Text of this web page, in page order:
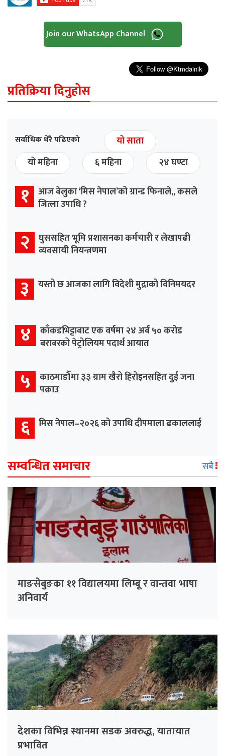
Join our WhatsApp Channel
प्रतिक्रिया दिनुहोस
सर्वाधिक धेरै पढिएको
यो साता
यो महिना
६ महिना २४ घण्टा
१ आज बेलुका ‘मिस नेपाल’को ग्रान्ड फिनाले,, कसले
जित्ला उपाधि ?
२ घुससहित भूमि प्रशासनका कर्मचारी र लेखापढी
व्यवसायी नियन्त्रणमा
३ यस्तो छ आजका लागि विदेशी मुद्राको विनिमयदर
४ काँकडभिट्टाबाट एक वर्षमा २४ अर्ब ५० करोड
बराबरको पेट्रोलियम पदार्थ आयात
५ काठमाडौँमा ३३ ग्राम खैरो हिरोइनसहित दुई जना
पक्राउ
६ मिस नेपाल–२०२६ को उपाधि दीपमाला ढकाललाई
सम्वन्धित समाचार सबै
माङसेबुङका ११ विद्यालयमा लिम्बू र वान्तवा भाषा
अनिवार्य
देशका विभिन्न स्थानमा सडक अवरुद्ध, यातायात
प्रभावित